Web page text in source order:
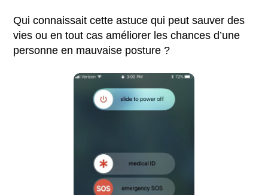
Qui connaissait cette astuce qui peut sauver des
vies ou en tout cas améliorer les chances d’une
personne en mauvaise posture ?